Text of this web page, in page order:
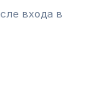
входа в